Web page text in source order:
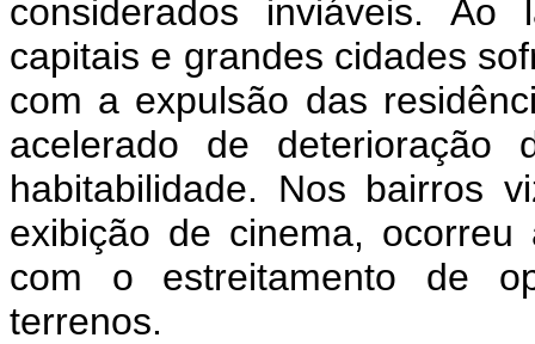
considerados inviáveis.
capitais e grandes cidades
com a expulsão das
acelerado de
habitabilidade. Nos bairros
exibição de cinema,
com o estreitamento de
terrenos.